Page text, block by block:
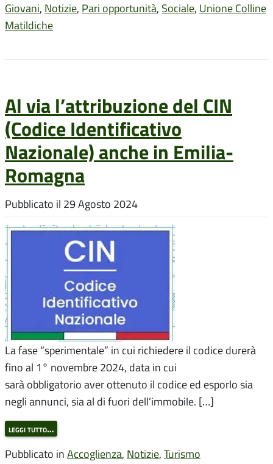
Giovani, Notizie, Pari opportunità, Sociale, Unione Colline
Matildiche
Al via l’attribuzione del CIN
(Codice Identificativo
Nazionale) anche in Emilia-
Romagna
Pubblicato il 29 Agosto 2024
La fase “sperimentale” in cui richiedere il codice durerà
fino al 1° novembre 2024, data in cui
sarà obbligatorio aver ottenuto il codice ed esporlo sia
negli annunci, sia al di fuori dell’immobile. […]
leggi tutto…
Pubblicato in Accoglienza, Notizie, Turismo